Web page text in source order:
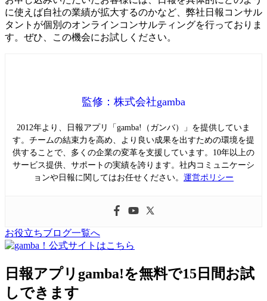
に使えば自社の業績が拡大するのかなど、弊社日報コンサル
タントが個別のオンラインコンサルティングを行っておりま
す。ぜひ、この機会にお試しください。
監修：株式会社gamba
2012年より、日報アプリ「gamba!（ガンバ）」を提供していま
す。チームの結束力を高め、より良い成果を出すための環境を提
供することで、多くの企業の変革を支援しています。10年以上の
サービス提供、サポートの実績を誇ります。社内コミュニケーシ
ョンや日報に関してはお任せください。 運営ポリシー
お役立ちブログ一覧へ
日報アプリgamba!を無料で15日間お試
しできます